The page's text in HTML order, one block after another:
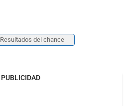
Resultados del chance
PUBLICIDAD